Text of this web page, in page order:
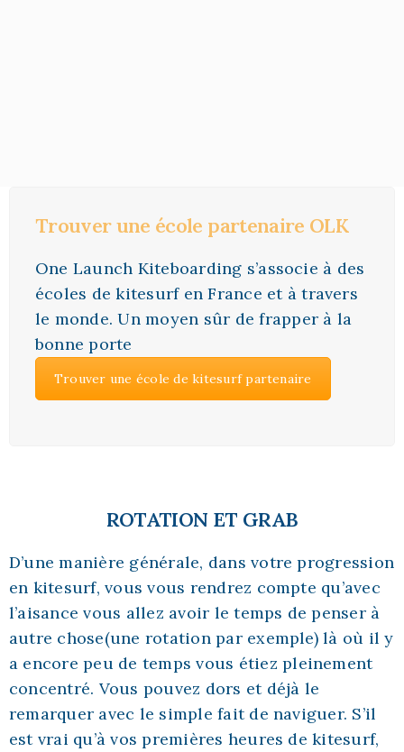
Trouver une école partenaire OLK
One Launch Kiteboarding s’associe à des
écoles de kitesurf en France et à travers
le monde. Un moyen sûr de frapper à la
bonne porte
Trouver une école de kitesurf partenaire
ROTATION ET GRAB
D’une manière générale, dans votre progression
en kitesurf, vous vous rendrez compte qu’avec
l’aisance vous allez avoir le temps de penser à
autre chose(une rotation par exemple) là où il y
a encore peu de temps vous étiez pleinement
concentré. Vous pouvez dors et déjà le
remarquer avec le simple fait de naviguer. S’il
est vrai qu’à vos premières heures de kitesurf,